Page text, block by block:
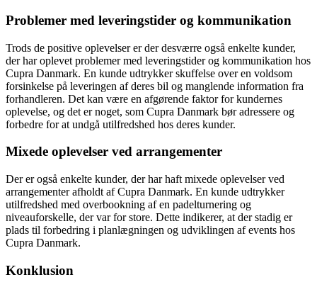
Problemer med leveringstider og kommunikation
Trods de positive oplevelser er der desværre også enkelte kunder,
der har oplevet problemer med leveringstider og kommunikation hos
Cupra Danmark. En kunde udtrykker skuffelse over en voldsom
forsinkelse på leveringen af deres bil og manglende information fra
forhandleren. Det kan være en afgørende faktor for kundernes
oplevelse, og det er noget, som Cupra Danmark bør adressere og
forbedre for at undgå utilfredshed hos deres kunder.
Mixede oplevelser ved arrangementer
Der er også enkelte kunder, der har haft mixede oplevelser ved
arrangementer afholdt af Cupra Danmark. En kunde udtrykker
utilfredshed med overbookning af en padelturnering og
niveauforskelle, der var for store. Dette indikerer, at der stadig er
plads til forbedring i planlægningen og udviklingen af events hos
Cupra Danmark.
Konklusion